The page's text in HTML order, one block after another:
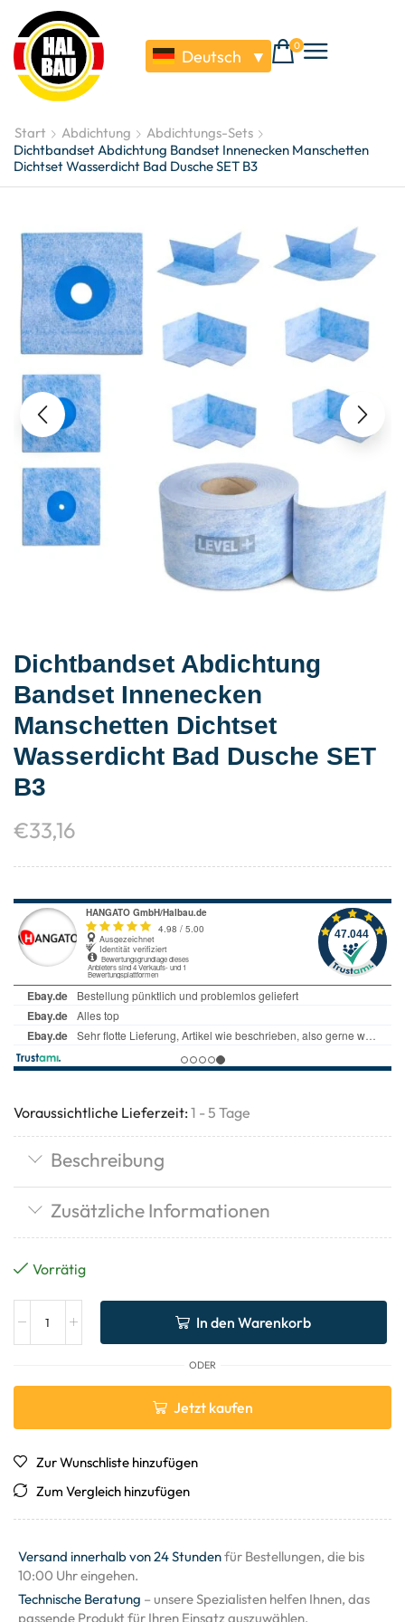
Deutsch ▼
0
Start Abdichtung
Abdichtungs-Sets
Dichtbandset Abdichtung Bandset Innenecken Manschetten
Dichtset Wasserdicht Bad Dusche SET B3
Dichtbandset Abdichtung
Bandset Innenecken
Manschetten Dichtset
Wasserdicht Bad Dusche SET
B3
€33,16
Voraussichtliche Lieferzeit: 1 - 5 Tage
Beschreibung
Zusätzliche Informationen
Vorrätig
In den Warenkorb
ODER
Jetzt kaufen
Zur Wunschliste hinzufügen
Zum Vergleich hinzufügen
Versand innerhalb von 24 Stundenfür Bestellungen, die bis
10:00 Uhr eingehen.
Technische Beratung – unsere Spezialisten helfen Ihnen, das
passende Produkt für Ihren Einsatz auszuwählen.